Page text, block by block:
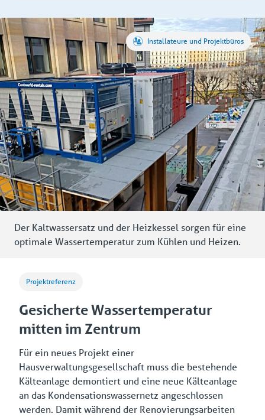
Projektreferenz
Gesicherte Wassertemperatur
mitten im Zentrum
Für ein neues Projekt einer
Hausverwaltungsgesellschaft muss die bestehende
Kälteanlage demontiert und eine neue Kälteanlage
an das Kondensationswassernetz angeschlossen
werden. Damit während der Renovierungsarbeiten
Installateure und Projektbüros
Der Kaltwassersatz und der Heizkessel sorgen für eine
optimale Wassertemperatur zum Kühlen und Heizen.